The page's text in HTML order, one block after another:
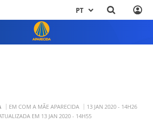
PT
EM COM A MÃE APARECIDA
13 JAN 2020 - 14H26
EM 13 JAN 2020 - 14H55